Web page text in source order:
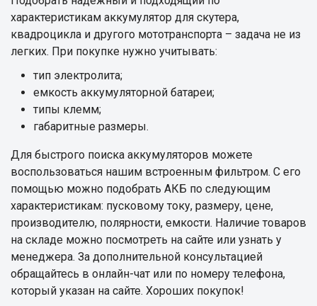
характеристикам аккумулятор для скутера,
квадроцикла и другого мототранспорта – задача не из
легких. При покупке нужно учитывать:
тип электролита;
емкость аккумуляторной батареи;
типы клемм;
габаритные размеры.
Для быстрого поиска аккумуляторов можете
воспользоваться нашим встроенным фильтром. С его
помощью можно подобрать АКБ по следующим
характеристикам: пусковому току, размеру, цене,
производителю, полярности, емкости. Наличие товаров
на складе можно посмотреть на сайте или узнать у
менеджера. За дополнительной консультацией
обращайтесь в онлайн-чат или по номеру телефона,
который указан на сайте. Хороших покупок!